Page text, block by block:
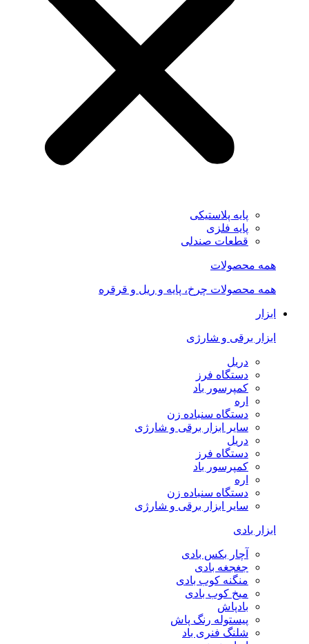
پایه پلاستیکی
پایه فلزی
قطعات صندلی
همه محصولات
همه محصولات چرخ، پایه و ریل و قرقره
ابزار
ابزار برقی و شارژی
دریل
دستگاه فرز
کمپرسور باد
اره
دستگاه سنباده زن
سایر ابزار برقی و شارژی
دریل
دستگاه فرز
کمپرسور باد
اره
دستگاه سنباده زن
سایر ابزار برقی و شارژی
ابزار بادی
آچار بکس بادی
جغجغه بادی
منگنه کوب بادی
میخ کوب بادی
بادپاش
پیستوله رنگ پاش
شلنگ فنری باد